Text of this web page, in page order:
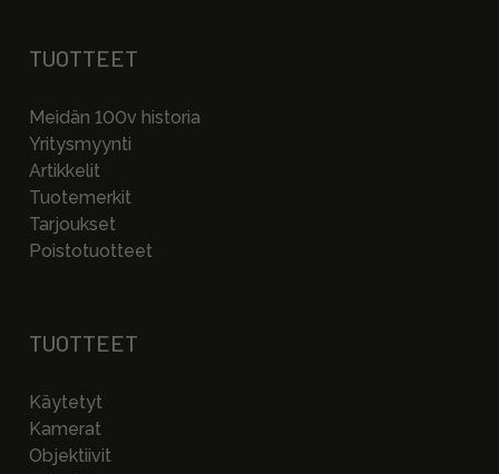
TUOTTEET
Meidän 100v historia
Yritysmyynti
Artikkelit
Tuotemerkit
Tarjoukset
Poistotuotteet
TUOTTEET
Käytetyt
Kamerat
Objektiivit